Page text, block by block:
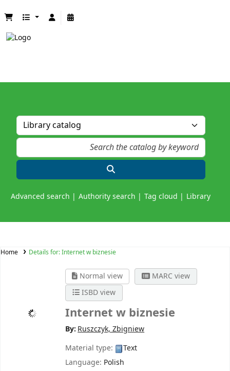
Advanced search Authority search Tag cloud Library
Home Details for:Internet w biznesie
Normal view
MARC view
ISBD view
Internet w biznesie
By: Ruszczyk, Zbigniew
Material type:
Text
Language: Polish